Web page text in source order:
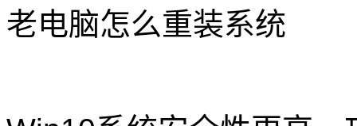
老电脑怎么重装系统